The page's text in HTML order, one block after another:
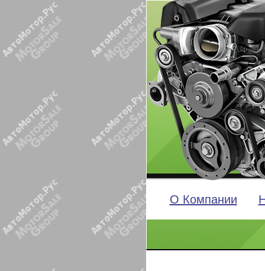
О Компании